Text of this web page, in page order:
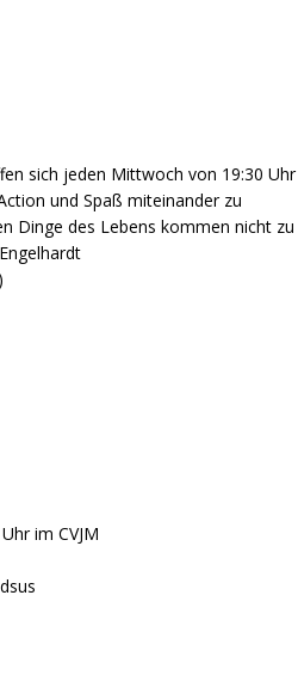
sich jeden Mittwoch von 19:30 Uhr
und Spaß miteinander zu
Dinge des Lebens kommen nicht zu
im CVJM